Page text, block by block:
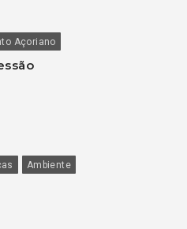
Açoriano
Ambiente